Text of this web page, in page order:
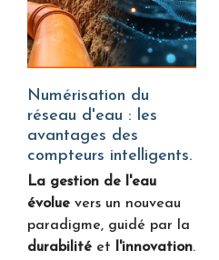
Numérisation du
réseau d'eau : les
avantages des
compteurs intelligents.
La gestion de l'eau
évolue vers un nouveau
paradigme, guidé par la
durabilité et l'innovation.